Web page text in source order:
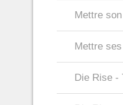
Mettre
Mettre
Die Rise -